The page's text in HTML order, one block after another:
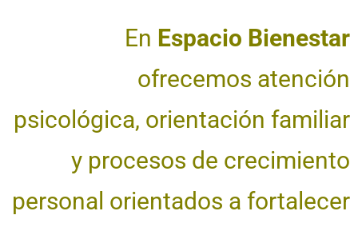
En Espacio Bienestar
ofrecemos atención
psicológica, orientación familiar
y procesos de crecimiento
personal orientados a fortalecer